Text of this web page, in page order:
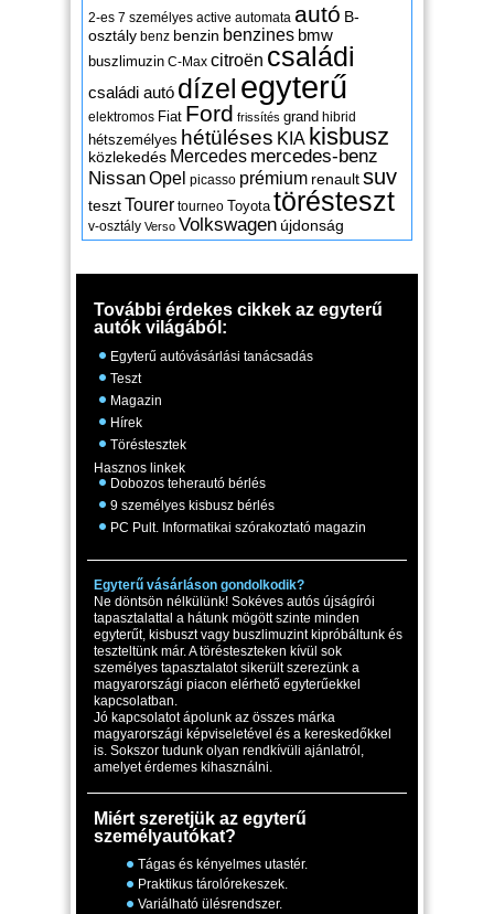
2-es 7 személyes active automata autó B-
osztály benz benzin benzines bmw
buszlimuzin C-Max citroën családi
családi autó dízel egyterű
elektromos Fiat Ford frissítés grand hibrid
hétszemélyes hétüléses KIA kisbusz
közlekedés Mercedes mercedes-benz
NissanOpel picasso prémium renaultsuv
tesztTourer tourneo Toyota törésteszt
v-osztály Verso Volkswagen újdonság
További érdekes cikkek az egyterű
autók világából:
Egyterű autóvásárlási tanácsadás
Teszt
Magazin
Hírek
Töréstesztek
Hasznos linkek
Dobozos teherautó bérlés
9 személyes kisbusz bérlés
PC Pult. Informatikai szórakoztató magazin
Egyterű vásárláson gondolkodik?
Ne döntsön nélkülünk! Sokéves autós újságírói
tapasztalattal a hátunk mögött szinte minden
egyterűt, kisbuszt vagy buszlimuzint kipróbáltunk és
teszteltünk már. A törésteszteken kívül sok
személyes tapasztalatot sikerült szerezünk a
magyarországi piacon elérhető egyterűekkel
kapcsolatban.
Jó kapcsolatot ápolunk az összes márka
magyarországi képviseletével és a kereskedőkkel
is. Sokszor tudunk olyan rendkívüli ajánlatról,
amelyet érdemes kihasználni.
Miért szeretjük az egyterű
személyautókat?
Tágas és kényelmes utastér.
Praktikus tárolórekeszek.
Variálható ülésrendszer.